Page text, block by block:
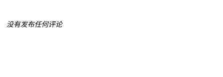
没有发布任何评论